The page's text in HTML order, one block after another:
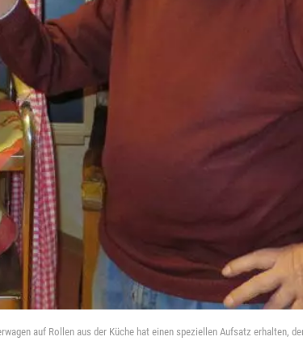
auf Rollen aus der Küche hat einen speziellen Aufsatz erhalten,